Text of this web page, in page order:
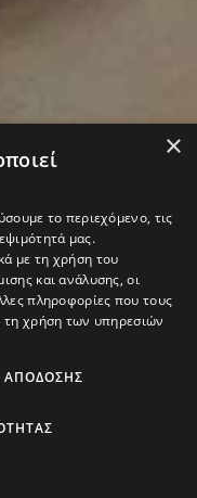
×
το περιεχόμενο, τις
μας.
με τη χρήση του
και ανάλυσης, οι
πληροφορίες που τους
τη χρήση των υπηρεσιών
ΑΠΌΔΟΣΗΣ